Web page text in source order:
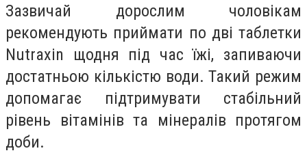
Зазвичай дорослим чоловікам
рекомендують приймати по дві таблетки
Nutraxin щодня під час їжі, запиваючи
достатньою кількістю води. Такий режим
допомагає підтримувати стабільний
рівень вітамінів та мінералів протягом
доби.